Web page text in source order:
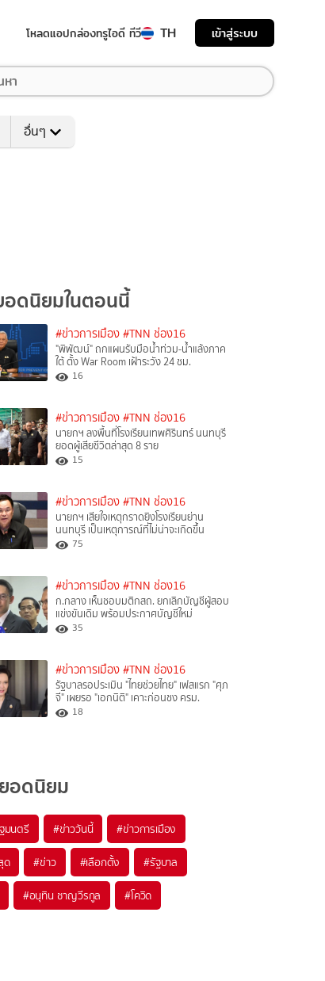
โหลดแอปกล่องทรูไอดี ทีวี TH เข้าสู่ระบบ
อื่นๆ
อดนิยมในตอนนี้
#ข่าวการเมือง #TNN ช่อง16
"พิพัฒน์" ถกแผนรับมือน้ำท่วม-น้ำแล้งภาค
ใต้ ตั้ง War Room เฝ้าระวัง 24 ชม.
16
#ข่าวการเมือง #TNN ช่อง16
นายกฯ ลงพื้นที่โรงเรียนเทพศิรินทร์ นนทบุรี
ยอดผู้เสียชีวิตล่าสุด 8 ราย
15
#ข่าวการเมือง #TNN ช่อง16
นายกฯ เสียใจเหตุกราดยิงโรงเรียนย่าน
นนทบุรี เป็นเหตุการณ์ที่ไม่น่าจะเกิดขึ้น
75
#ข่าวการเมือง #TNN ช่อง16
ก.กลาง เห็นชอบมติกสถ. ยกเลิกบัญชีผู้สอบ
แข่งขันเดิม พร้อมประกาศบัญชีใหม่
35
#ข่าวการเมือง #TNN ช่อง16
รัฐบาลรอประเมิน "ไทยช่วยไทย" เฟสแรก "ศุภ
จี" เผยรอ "เอกนิติ" เคาะก่อนชง ครม.
18
อดนิยม
มนตรี #ข่าววันนี้ #ข่าวการเมือง
ด #ข่าว #เลือกตั้ง #รัฐบาล
#อนุทิน ชาญวีรกูล #โควิด